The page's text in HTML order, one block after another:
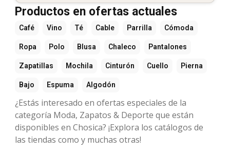
Productos en ofertas actuales
Café Vino Té Cable Parrilla Cómoda
Ropa Polo Blusa Chaleco Pantalones
Zapatillas Mochila Cinturón Cuello Pierna
Bajo Espuma Algodón
¿Estás interesado en ofertas especiales de la
categoría Moda, Zapatos & Deporte que están
disponibles en Chosica? ¡Explora los catálogos de
las tiendas como y muchas otras!